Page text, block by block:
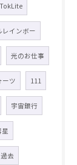
レインボー
光のお仕事
ーツ 111
宇宙銀行
星
過去